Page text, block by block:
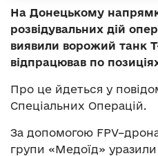
На Донецькому
розвідувальних дій
виявили ворожий танк
відпрацював по
Про це йдеться у
Спеціальних Операцій.
За допомогою
групи «Медоїд» уразили